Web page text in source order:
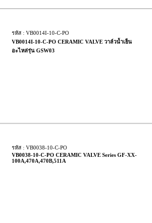
รหัส : VB0014I-10-C-PO
VB0014I-10-C-PO CERAMIC VALVE วาล์วน้ำเย็น
อะไหล่รุ่น GSW03
รหัส : VB0038-10-C-PO
VB0038-10-C-PO CERAMIC VALVE Series GF-XX-
100A,470A,470B,511A